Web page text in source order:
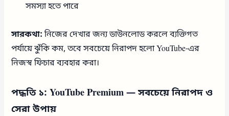
সমস্যা হতে পারে
সারকথা:নিজের দেখার জন্য ডাউনলোড করলে ব্যক্তিগত
পর্যায়ে ঝুঁকি কম, তবে সবচেয়ে নিরাপদ হলো YouTube-এর
নিজস্ব ফিচার ব্যবহার করা।
পদ্ধতি ১: YouTube Premium — সবচেয়ে নিরাপদ ও
সেরা উপায়